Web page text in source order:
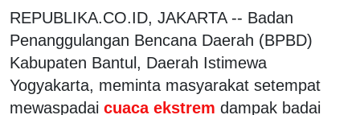
REPUBLIKA.CO.ID, JAKARTA -- Badan
Penanggulangan Bencana Daerah (BPBD)
Kabupaten Bantul, Daerah Istimewa
Yogyakarta, meminta masyarakat setempat
mewaspadai cuaca ekstrem dampak badai